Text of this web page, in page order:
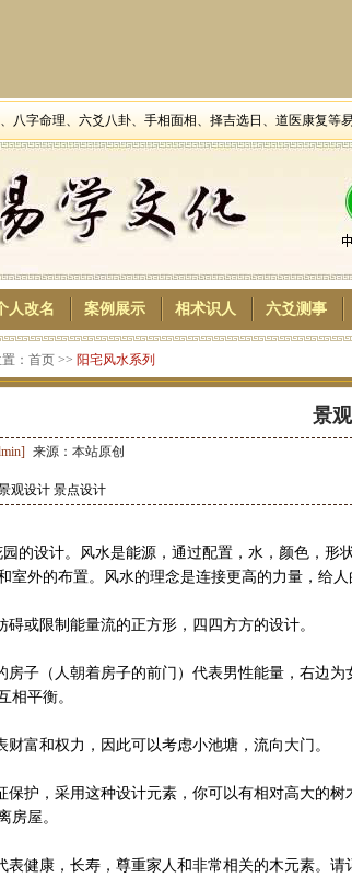
八字命理、六爻八卦、手相面相、择吉选日、道医康复等
人改名 案例展示 相术识人 六爻测事
：首页 >> 阳宅风水系列
景
来源：本站原创
观设计 景点设计
的设计。风水是能源，通过配置，水，颜色，形
室外的布置。风水的理念是连接更高的力量，给人
碍或限制能量流的正方形，四四方方的设计。
房子（人朝着房子的前门）代表男性能量，右边
相平衡。
财富和权力，因此可以考虑小池塘，流向大门。
保护，采用这种设计元素，你可以有相对高大的
房屋。
表健康，长寿，尊重家人和非常相关的木元素。